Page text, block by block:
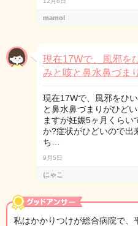
mamol
現在17Wで、風邪を
みと咳と鼻水鼻づま
現在17Wで、風邪をひ
と鼻水鼻づまりがひど
ますが妊娠5ヶ月くら
か?症状がひどいので出
ち…
9月5日
にゃこ
私はかかりつけが総合病院で、